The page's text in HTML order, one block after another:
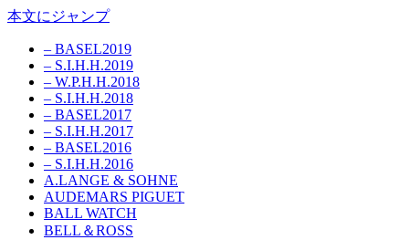
本文にジャンプ
– BASEL2019
– S.I.H.H.2019
– W.P.H.H.2018
– S.I.H.H.2018
– BASEL2017
– S.I.H.H.2017
– BASEL2016
– S.I.H.H.2016
A.LANGE & SOHNE
AUDEMARS PIGUET
BALL WATCH
BELL＆ROSS